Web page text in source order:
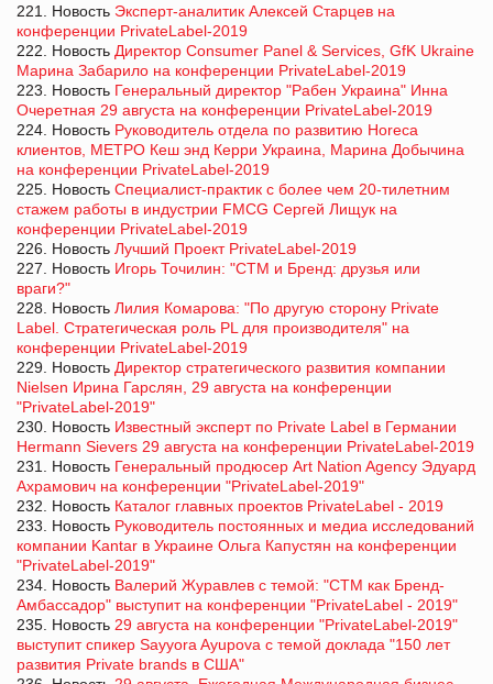
221. Новость Эксперт-аналитик Алексей Старцев на
конференции PrivateLabel-2019
222. Новость Директор Consumer Panel & Services, GfK Ukraine
Марина Забарило на конференции PrivateLabel-2019
223. Новость Генеральный директор "Рабен Украина" Инна
Очеретная 29 августа на конференции PrivateLabel-2019
224. Новость Руководитель отдела по развитию Horeca
клиентов, МЕТРО Кеш энд Керри Украина, Марина Добычина
на конференции PrivateLabel-2019
225. Новость Специалист-практик с более чем 20-тилетним
стажем работы в индустрии FMCG Сергей Лищук на
конференции PrivateLabel-2019
226. Новость Лучший Проект PrivateLabel-2019
227. Новость Игорь Точилин: "СТМ и Бренд: друзья или
враги?"
228. Новость Лилия Комарова: "По другую сторону Private
Label. Стратегическая роль PL для производителя" на
конференции PrivateLabel-2019
229. Новость Директор стратегического развития компании
Nielsen Ирина Гарслян, 29 августа на конференции
"PrivateLabel-2019"
230. Новость Известный эксперт по Private Label в Германии
Hermann Sievers 29 августа на конференции PrivateLabel-2019
231. Новость Генеральный продюсер Art Nation Agency Эдуард
Ахрамович на конференции "PrivateLabel-2019"
232. Новость Каталог главных проектов PrivateLabel - 2019
233. Новость Руководитель постоянных и медиа исследований
компании Kantar в Украине Ольга Капустян на конференции
"PrivateLabel-2019"
234. Новость Валерий Журавлев с темой: "СТМ как Бренд-
Амбассадор" выступит на конференции "PrivateLabel - 2019"
235. Новость 29 августа на конференции "PrivateLabel-2019"
выступит спикер Sayyora Ayupova с темой доклада "150 лет
развития Private brands в США"